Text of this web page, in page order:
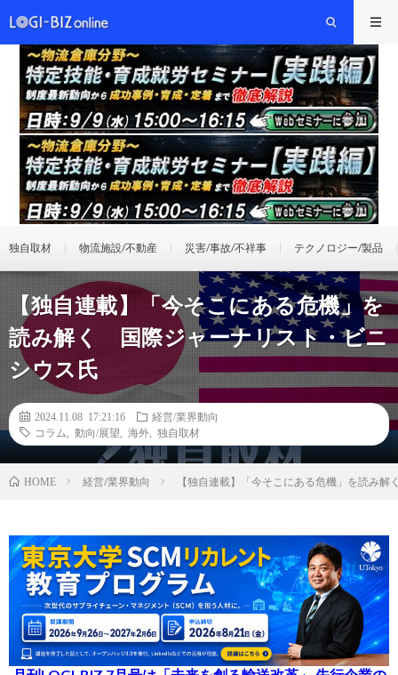
独自取材 物流施設/不動産 災害/事故/不祥事 テクノロジー/製品
【独自連載】「今そこにある危機」を
読み解く 国際ジャーナリスト・ビニ
シウス氏
2024.11.08 17:21:16
経営/業界動向
コラム
動向/展望 海外 独自取材
HOME 経営/業界動向 【独自連載】「今そこにある危機」を読み